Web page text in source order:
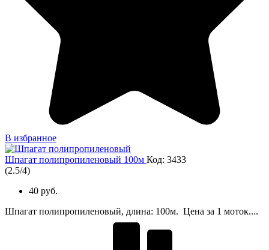
В избранное
Шпагат полипропиленовый 100м Код: 3433
(2.5/4)
40 руб.
Шпагат полипропиленовый, длина: 100м. Цена за 1 моток....